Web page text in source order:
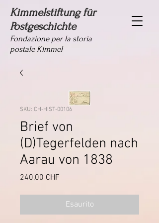
Kimmelstiftung für
Postgeschichte
Fondazione per la storia
postale Kimmel
SKU: CH-HIST-00106
Brief von
(D)Tegerfelden nach
Aarau von 1838
240,00 CHF
Esaurito